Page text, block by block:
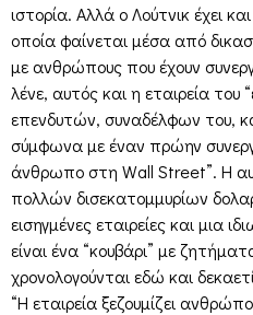
ιστορία. Αλλά ο Λούτνικ έχει
οποία φαίνεται μέσα από
με ανθρώπους που έχουν
λένε, αυτός και η εταιρεία
επενδυτών, συναδέλφων του,
σύμφωνα με έναν πρώην
άνθρωπο στη Wall Street”. Η
πολλών δισεκατομμυρίων
εισηγμένες εταιρείες και μια
είναι ένα “κουβάρι” με
χρονολογούνται εδώ και
“Η εταιρεία ξεζουμίζει